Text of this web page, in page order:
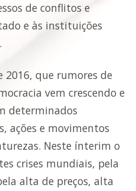
de conflitos e
e às instituições
2016, que rumores de
vem crescendo e
determinados
ações e movimentos
Neste ínterim o
crises mundiais, pela
alta de preços, alta